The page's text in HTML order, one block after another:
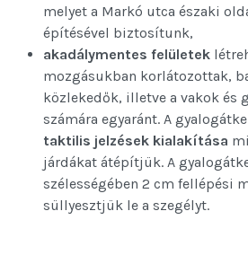
melyet a Markó utca északi
építésével biztosítunk,
akadálymentes felületek
mozgásukban korlátozottak,
közlekedők, illetve a vakok és
számára egyaránt. A
taktilis jelzések kialakítása
járdákat átépítjük. A
szélességében 2 cm fellépési
süllyesztjük le a szegélyt.